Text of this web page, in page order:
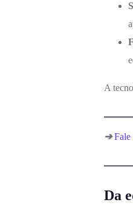
A
➔
Da